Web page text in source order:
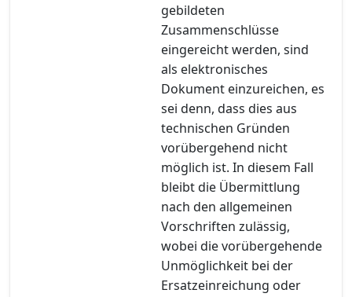
gebildeten
Zusammenschlüsse
eingereicht werden, sind
als elektronisches
Dokument einzureichen, es
sei denn, dass dies aus
technischen Gründen
vorübergehend nicht
möglich ist. In diesem Fall
bleibt die Übermittlung
nach den allgemeinen
Vorschriften zulässig,
wobei die vorübergehende
Unmöglichkeit bei der
Ersatzeinreichung oder